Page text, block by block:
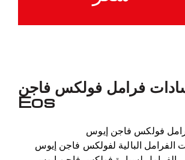
فرامل فولكس فاجن
Eos
فولكس فاجن إيوس
الفرامل البالية لفولكس فاجن إيوس